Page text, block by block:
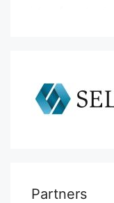
Partners